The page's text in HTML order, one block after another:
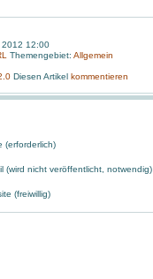
2012 12:00
Themengebiet: Allgemein
Diesen Artikel kommentieren
(erforderlich)
(wird nicht veröffentlicht, notwendig)
(freiwillig)